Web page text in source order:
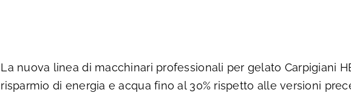
La nuova linea di macchinari professionali per gelato Carpigiani
risparmio di energia e acqua fino al 30% rispetto alle versioni